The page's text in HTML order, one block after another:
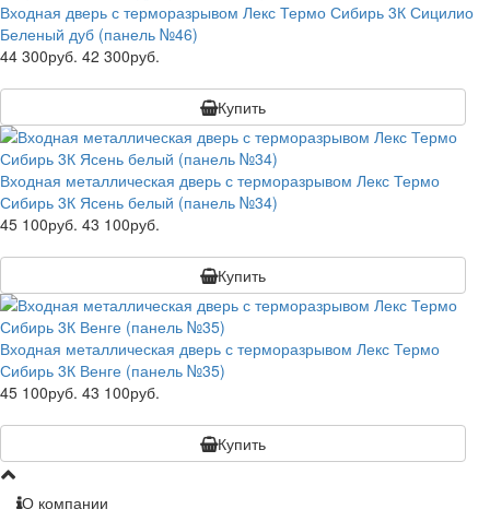
Входная дверь с терморазрывом Лекс Термо Сибирь 3К Сицилио
Беленый дуб (панель №46)
44 300руб. 42 300руб.
Купить
Входная металлическая дверь с терморазрывом Лекс Термо
Сибирь 3К Ясень белый (панель №34)
45 100руб. 43 100руб.
Купить
Входная металлическая дверь с терморазрывом Лекс Термо
Сибирь 3К Венге (панель №35)
45 100руб. 43 100руб.
Купить
О компании